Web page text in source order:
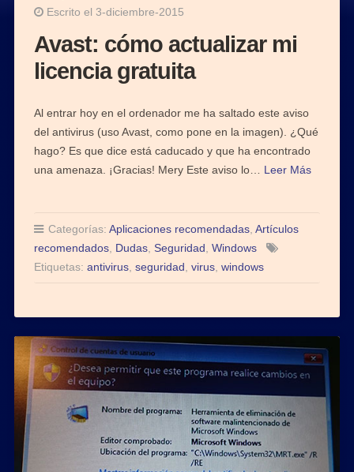
Escrito el 3-diciembre-2015
Avast: cómo actualizar mi
licencia gratuita
Al entrar hoy en el ordenador me ha saltado este aviso
del antivirus (uso Avast, como pone en la imagen). ¿Qué
hago? Es que dice está caducado y que ha encontrado
una amenaza. ¡Gracias! Mery Este aviso lo… Leer Más
Categorías: Aplicaciones recomendadas, Artículos
recomendados, Dudas, Seguridad Windows
Etiquetas: antivirus, seguridad virus, windows